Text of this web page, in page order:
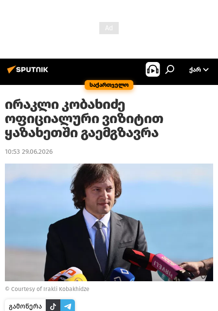
საქართველო
ᲥᲐᲠ
ირაკლი კობახიძე
ოფიციალური ვიზიტით
ყაზახეთში გაემგზავრა
10:53 29.06.2026
© Courtesy of Irakli Kobakhidze
გამოწერა